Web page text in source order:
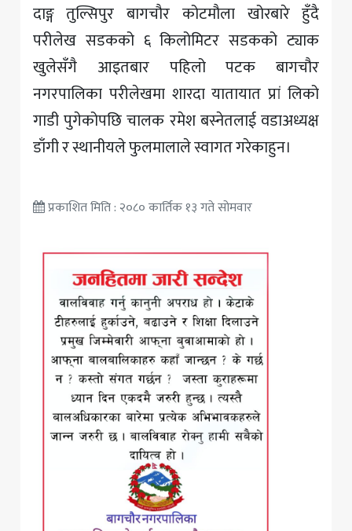
दाङ्ग तुल्सिपुर बागचौर कोटमौला खोरबारे हुँदै
परीलेख सडकको ६ किलोमिटर सडकको ट्याक
खुलेसँगै आइतबार पहिलो पटक बागचौर
नगरपालिका परीलेखमा शारदा यातायात प्रां लिको
गाडी पुगेकोपछि चालक रमेश बस्नेतलाई वडाअध्यक्ष
डाँगी र स्थानीयले फुलमालाले स्वागत गरेकाहुन।
प्रकाशित मिति : २०८० कार्तिक १३ गते सोमवार